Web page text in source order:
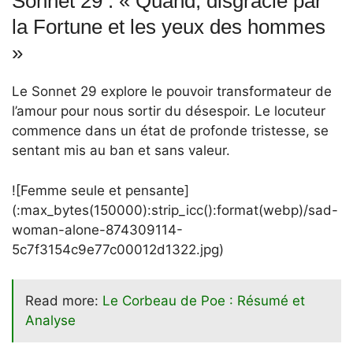
la Fortune et les yeux des hommes
»
Le Sonnet 29 explore le pouvoir transformateur de
l’amour pour nous sortir du désespoir. Le locuteur
commence dans un état de profonde tristesse, se
sentant mis au ban et sans valeur.
![Femme seule et pensante]
(:max_bytes(150000):strip_icc():format(webp)/sad-
woman-alone-874309114-
5c7f3154c9e77c00012d1322.jpg)
Read more: Le Corbeau de Poe : Résumé et
Analyse